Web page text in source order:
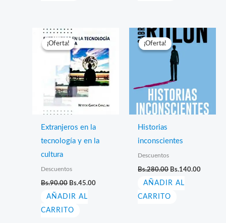
¡Oferta!
¡Oferta!
Extranjeros en la
tecnología y en la
cultura
Descuentos
Bs.90.00 El
original
era:
Bs.90.00.
Bs.45.00
AÑADIR AL
CARRITO
¡Oferta!
¡Oferta!
Historias
inconscientes
Descuentos
Bs.280.00 El
original
Bs.280.00.
Bs.140.00
AÑADIR AL
CARRITO